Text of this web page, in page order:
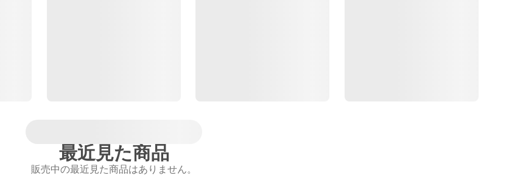
最近見た商品
販売中の最近見た商品はありません。